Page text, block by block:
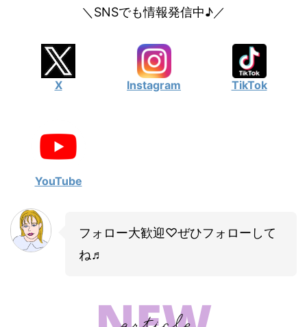
＼SNSでも情報発信中♪／
X Instagram TikTok
YouTube
フォロー大歓迎♡ぜひフォローして
ね♬